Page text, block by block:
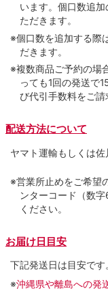
います。個口数追
ただきます。
※個口数を追加する際
だきます。
※複数商品ご予約の場
っても1回の発送で
び代引手数料をご請
配送方法について
ヤマト運輸もしくは佐
※営業所止めをご希望
ンターコード（数
ください。
お届け日目安
下記発送日は目安です
※沖縄県や離島への発